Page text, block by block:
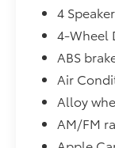
28/39 City/
4
4-Wheel
ABS
Air
Alloy
AM/FM